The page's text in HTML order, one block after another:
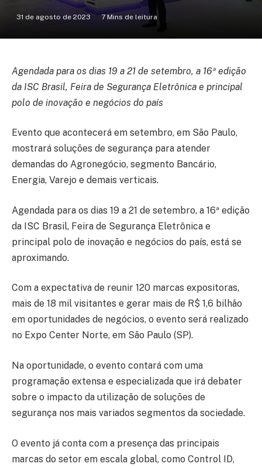
31 de agosto de 2023 7 Mins de leitura
Agendada para os dias 19 a 21 de setembro, a 16ª edição
da ISC Brasil, Feira de Segurança Eletrônica e principal
polo de inovação e negócios do país
Evento que acontecerá em setembro, em São Paulo,
mostrará soluções de segurança para atender
demandas do Agronegócio, segmento Bancário,
Energia, Varejo e demais verticais.
Agendada para os dias 19 a 21 de setembro, a 16ª edição
da ISC Brasil, Feira de Segurança Eletrônica e
principal polo de inovação e negócios do país, está se
aproximando.
Com a expectativa de reunir 120 marcas expositoras,
mais de 18 mil visitantes e gerar mais de R$ 1,6 bilhão
em oportunidades de negócios, o evento será realizado
no Expo Center Norte, em São Paulo (SP).
Na oportunidade, o evento contará com uma
programação extensa e especializada que irá debater
sobre o impacto da utilização de soluções de
segurança nos mais variados segmentos da sociedade.
O evento já conta com a presença das principais
marcas do setor em escala global, como Control ID,